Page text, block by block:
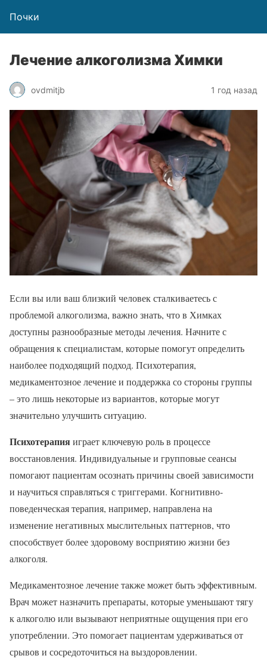
Почки
Лечение алкоголизма Химки
ovdmitjb 1 год назад
Если вы или ваш близкий человек сталкиваетесь с
проблемой алкоголизма, важно знать, что в Химках
доступны разнообразные методы лечения. Начните с
обращения к специалистам, которые помогут определить
наиболее подходящий подход. Психотерапия,
медикаментозное лечение и поддержка со стороны группы
– это лишь некоторые из вариантов, которые могут
значительно улучшить ситуацию.
Психотерапияиграет ключевую роль в процессе
восстановления. Индивидуальные и групповые сеансы
помогают пациентам осознать причины своей зависимости
и научиться справляться с триггерами. Когнитивно-
поведенческая терапия, например, направлена на
изменение негативных мыслительных паттернов, что
способствует более здоровому восприятию жизни без
алкоголя.
Медикаментозное лечение также может быть эффективным.
Врач может назначить препараты, которые уменьшают тягу
к алкоголю или вызывают неприятные ощущения при его
употреблении. Это помогает пациентам удерживаться от
срывов и сосредоточиться на выздоровлении.